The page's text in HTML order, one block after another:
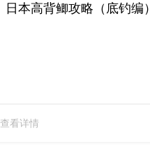
日本高背鲫攻略（底钓编）
查看详情